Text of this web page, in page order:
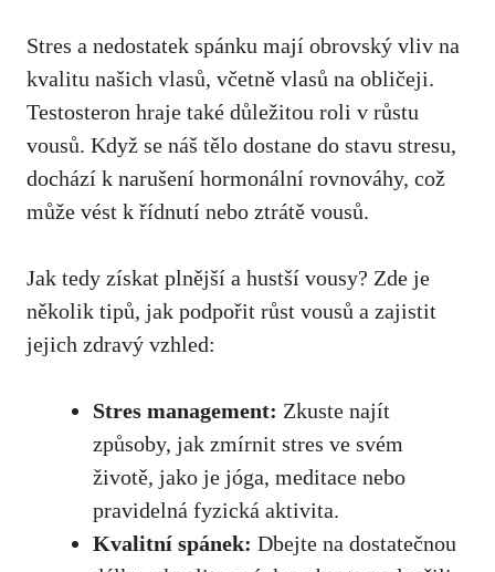
Stres a nedostatek spánku mají obrovský vliv na
kvalitu našich vlasů, včetně vlasů na ​obličeji.‍
Testosteron hraje‌ také důležitou roli v růstu
⁣vousů. Když se náš tělo dostane do stavu⁣ stresu,
dochází k narušení hormonální rovnováhy, což
může vést k řídnutí nebo ztrátě vousů.
Jak ​tedy získat plnější a hustší vousy? Zde ‌je
několik tipů, jak podpořit růst vousů a zajistit
jejich zdravý vzhled:
Stres management: Zkuste najít
způsoby,⁤ jak zmírnit stres ve svém
životě, jako je jóga, meditace nebo
pravidelná fyzická aktivita.
Kvalitní spánek: Dbejte na dostatečnou